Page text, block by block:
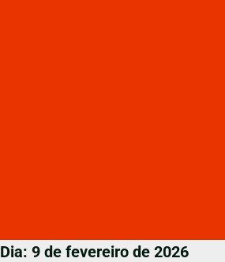
Dia: 9 de fevereiro de 2026